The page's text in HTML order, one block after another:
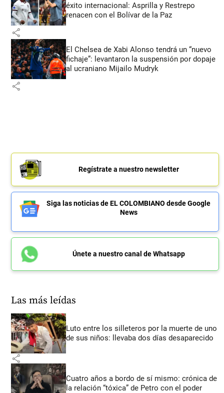
éxito internacional: Asprilla y Restrepo
renacen con el Bolívar de la Paz
share
El Chelsea de Xabi Alonso tendrá un “nuevo
fichaje”: levantaron la suspensión por dopaje
al ucraniano Mijailo Mudryk
share
Regístrate a nuestro newsletter
Siga las noticias de EL COLOMBIANO desde Google
News
Únete a nuestro canal de Whatsapp
Las más leídas
Luto entre los silleteros por la muerte de uno
de sus niños: llevaba dos días desaparecido
share
Cuatro años a bordo de sí mismo: crónica de
la relación “tóxica” de Petro con el poder